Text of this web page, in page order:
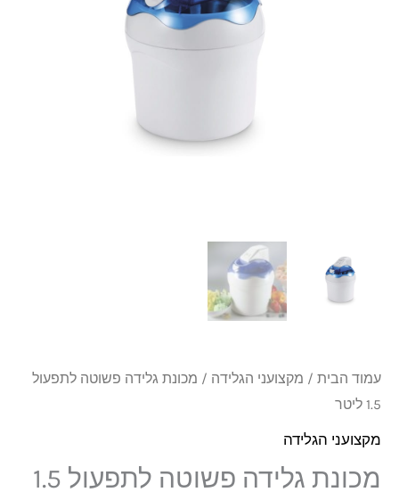
עמוד הבית / מקצועני הגלידה / מכונת גלידה פשוטה לתפעול
1.5 ליטר
מקצועני הגלידה
מכונת גלידה פשוטה לתפעול 1.5